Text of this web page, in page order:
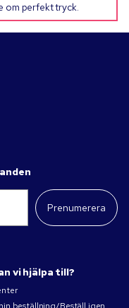
om perfekt tryck.
Prenumerera
vi hjälpa till?